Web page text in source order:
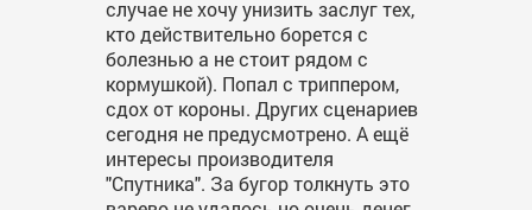
случае не хочу унизить заслуг тех,
кто действительно борется с
болезнью а не стоит рядом с
кормушкой). Попал с триппером,
сдох от короны. Других сценариев
сегодня не предусмотрено. А ещё
интересы производителя
"Спутника". За бугор толкнуть это